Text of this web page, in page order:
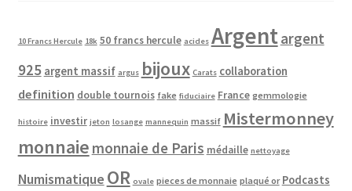
10 Francs Hercule 18k 50 francs hercule acides Argentargent
925 argent massif argus bijoux Carats collaboration
definition double tournois fake fiduciaire France gemmologie
histoire investir jeton losange mannequin massif Mistermonney
monnaie monnaie de Paris médaille nettoyage
Numismatique OR ovale pieces de monnaie plaqué or Podcasts